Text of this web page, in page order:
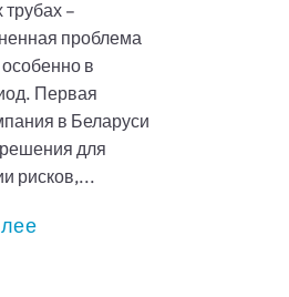
–
проблема
в
Первая
в Беларуси
для
рисков,...